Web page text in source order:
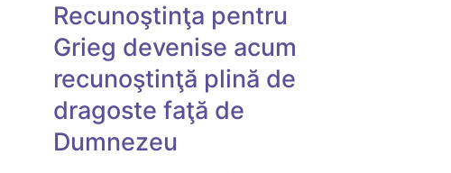
Recunoştinţa pentru
Grieg devenise acum
recunoştinţă plină de
dragoste faţă de
Dumnezeu